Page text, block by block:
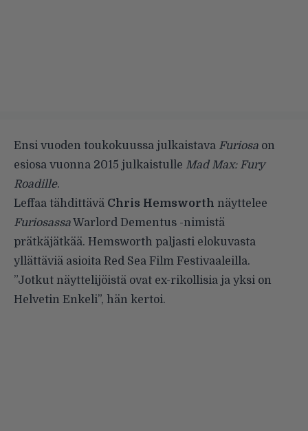
Ensi vuoden toukokuussa julkaistava Furiosa on
esiosa vuonna 2015 julkaistulle Mad Max: Fury
Roadille.
Leffaa tähdittävä Chris Hemsworth näyttelee
FuriosassaWarlord Dementus -nimistä
prätkäjätkää. Hemsworth paljasti elokuvasta
yllättäviä asioita Red Sea Film Festivaaleilla.
”Jotkut näyttelijöistä ovat ex-rikollisia ja yksi on
Helvetin Enkeli”, hän kertoi.